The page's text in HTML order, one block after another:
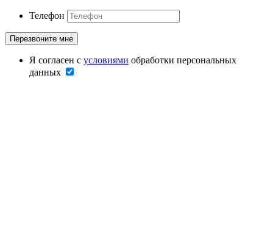
Телефон
Я согласен с условиями обработки персональных
данных